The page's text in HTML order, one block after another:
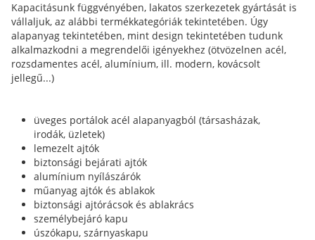
Kapacitásunk függvényében, lakatos szerkezetek gyártását is
vállaljuk, az alábbi termékkategóriák tekintetében. Úgy
alapanyag tekintetében, mint design tekintetében tudunk
alkalmazkodni a megrendelői igényekhez (ötvözelnen acél,
rozsdamentes acél, alumínium, ill. modern, kovácsolt
jellegű...)
üveges portálok acél alapanyagból (társasházak,
irodák, üzletek)
lemezelt ajtók
biztonsági bejárati ajtók
alumínium nyílászárók
műanyag ajtók és ablakok
biztonsági ajtórácsok és ablakrács
személybejáró kapu
úszókapu, szárnyaskapu